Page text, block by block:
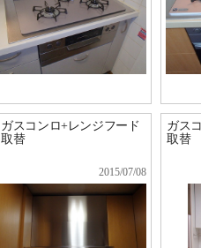
ガスコンロ+レンジフード
取替
2015/07/08
ガス
取替